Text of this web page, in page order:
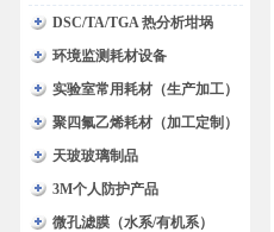
DSC/TA/TGA 热分析坩埚
环境监测耗材设备
实验室常用耗材（生产加工）
聚四氟乙烯耗材（加工定制）
天玻玻璃制品
3M个人防护产品
微孔滤膜（水系/有机系）